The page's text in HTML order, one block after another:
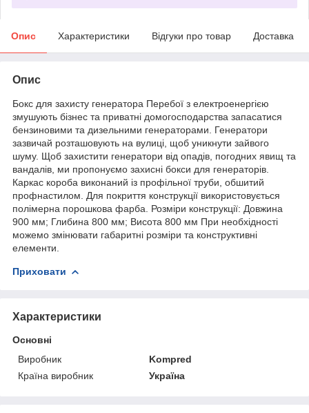
Опис Характеристики Відгуки про товар Доставка
Опис
Бокс для захисту генератора Перебої з електроенергією
змушують бізнес та приватні домогосподарства запасатися
бензиновими та дизельними генераторами. Генератори
зазвичай розташовують на вулиці, щоб уникнути зайвого
шуму. Щоб захистити генератори від опадів, погодних явищ та
вандалів, ми пропонуємо захисні бокси для генераторів.
Каркас короба виконаний із профільної труби, обшитий
профнастилом. Для покриття конструкції використовується
полімерна порошкова фарба. Розміри конструкції: Довжина
900 мм; Глибина 800 мм; Висота 800 мм При необхідності
можемо змінювати габаритні розміри та конструктивні
елементи.
Приховати
Характеристики
Основні
Виробник
Kompred
Країна виробник
Україна